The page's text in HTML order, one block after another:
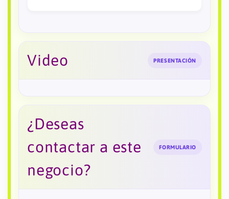
Video PRESENTACIÓN
¿Deseas
contactar a este
negocio?
FORMULARIO